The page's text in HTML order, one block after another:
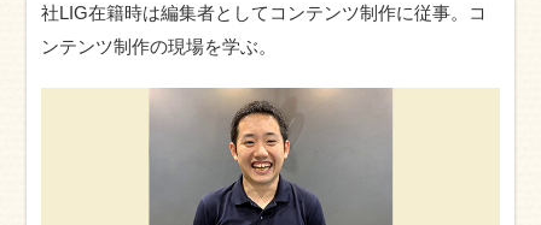
社LIG在籍時は編集者としてコンテンツ制作に従事。コ
ンテンツ制作の現場を学ぶ。